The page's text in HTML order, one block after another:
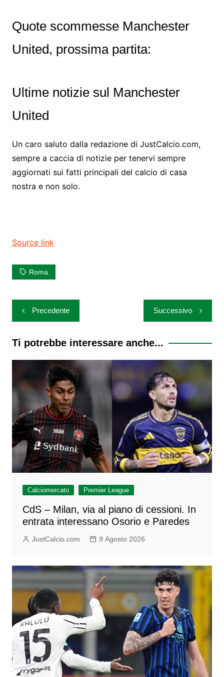
Quote scommesse Manchester
United, prossima partita:
Ultime notizie sul Manchester
United
Un caro saluto dalla redazione di JustCalcio.com,
sempre a caccia di notizie per tenervi sempre
aggiornati sui fatti principali del calcio di casa
nostra e non solo.
Source link
Roma
Navigazione
articoli
Precedente Successivo
Ti potrebbe interessare anche...
Calciomercato Premier League
CdS – Milan, via al piano di cessioni. In
entrata interessano Osorio e Paredes
JustCalcio.com 9 Agosto 2026